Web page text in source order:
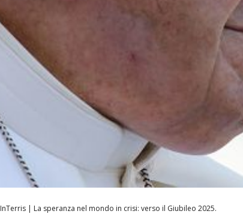
InTerris | La speranza nel mondo in crisi: verso il Giubileo 2025.